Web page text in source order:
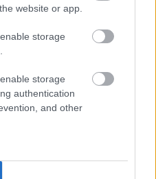
website or app.
storage
storage
authentication
and other